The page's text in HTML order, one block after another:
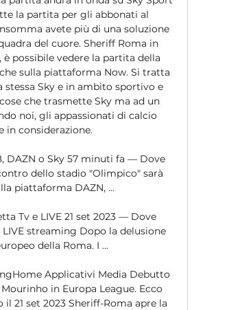
la partita per gli abbonati al
avete più di una soluzione
del cuore. Sheriff Roma in
possibile vedere la partita della
sulla piattaforma Now. Si tratta
Sky e in ambito sportivo e
che trasmette Sky ma ad un
noi, gli appassionati di calcio
in considerazione.
DAZN o Sky 57 minuti fa — Dove
dello stadio "Olimpico" sarà
piattaforma DAZN, ...
Tv e LIVE 21 set 2023 — Dove
streaming Dopo la delusione
della Roma. I ...
Applicativi Media Debutto
in Europa League. Ecco
21 set 2023 Sheriff-Roma apre la